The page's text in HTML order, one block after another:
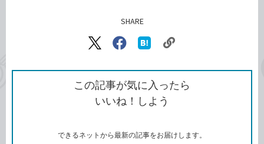
SHARE
X（旧
で
シ
ェ
ア
Facebook
シ
ェ
ア
な
ッ
ク
ク
ク
を
コ
この記事が気に入ったら
いいね！しよう
できるネットから最新の記事をお届けします。